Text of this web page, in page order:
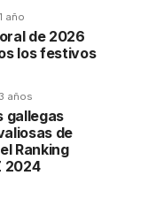
año
de 2026
los festivos
años
gallegas
de
Ranking
2024